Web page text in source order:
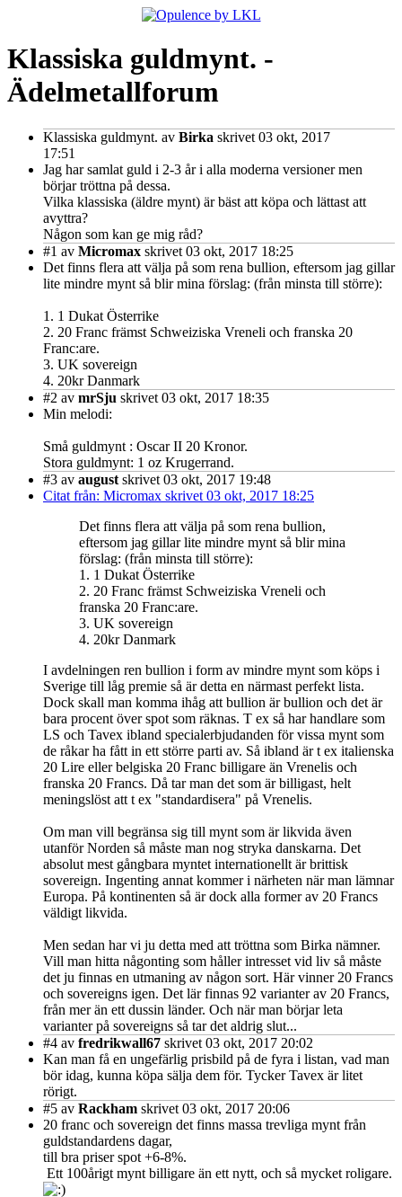
Klassiska guldmynt. -
Ädelmetallforum
Klassiska guldmynt. av Birka skrivet 03 okt, 2017
17:51
Jag har samlat guld i 2-3 år i alla moderna versioner men
börjar tröttna på dessa.
Vilka klassiska (äldre mynt) är bäst att köpa och lättast att
avyttra?
Någon som kan ge mig råd?
#1 av Micromax skrivet 03 okt, 2017 18:25
Det finns flera att välja på som rena bullion, eftersom jag gillar
lite mindre mynt så blir mina förslag: (från minsta till större):
1. 1 Dukat Österrike
2. 20 Franc främst Schweiziska Vreneli och franska 20
Franc:are.
3. UK sovereign
4. 20kr Danmark
#2 av mrSju skrivet 03 okt, 2017 18:35
Min melodi:
Små guldmynt : Oscar II 20 Kronor.
Stora guldmynt: 1 oz Krugerrand.
#3 av august skrivet 03 okt, 2017 19:48
Citat från: Micromax skrivet 03 okt, 2017 18:25
Det finns flera att välja på som rena bullion,
eftersom jag gillar lite mindre mynt så blir mina
förslag: (från minsta till större):
1. 1 Dukat Österrike
2. 20 Franc främst Schweiziska Vreneli och
franska 20 Franc:are.
3. UK sovereign
4. 20kr Danmark
I avdelningen ren bullion i form av mindre mynt som köps i
Sverige till låg premie så är detta en närmast perfekt lista.
Dock skall man komma ihåg att bullion är bullion och det är
bara procent över spot som räknas. T ex så har handlare som
LS och Tavex ibland specialerbjudanden för vissa mynt som
de råkar ha fått in ett större parti av. Så ibland är t ex italienska
20 Lire eller belgiska 20 Franc billigare än Vrenelis och
franska 20 Francs. Då tar man det som är billigast, helt
meningslöst att t ex "standardisera" på Vrenelis.
Om man vill begränsa sig till mynt som är likvida även
utanför Norden så måste man nog stryka danskarna. Det
absolut mest gångbara myntet internationellt är brittisk
sovereign. Ingenting annat kommer i närheten när man lämnar
Europa. På kontinenten så är dock alla former av 20 Francs
väldigt likvida.
Men sedan har vi ju detta med att tröttna som Birka nämner.
Vill man hitta någonting som håller intresset vid liv så måste
det ju finnas en utmaning av någon sort. Här vinner 20 Francs
och sovereigns igen. Det lär finnas 92 varianter av 20 Francs,
från mer än ett dussin länder. Och när man börjar leta
varianter på sovereigns så tar det aldrig slut...
#4 av fredrikwall67 skrivet 03 okt, 2017 20:02
Kan man få en ungefärlig prisbild på de fyra i listan, vad man
bör idag, kunna köpa sälja dem för. Tycker Tavex är litet
rörigt.
#5 av Rackham skrivet 03 okt, 2017 20:06
20 franc och sovereign det finns massa trevliga mynt från
guldstandardens dagar,
till bra priser spot +6-8%.
Ett 100årigt mynt billigare än ett nytt, och så mycket roligare.